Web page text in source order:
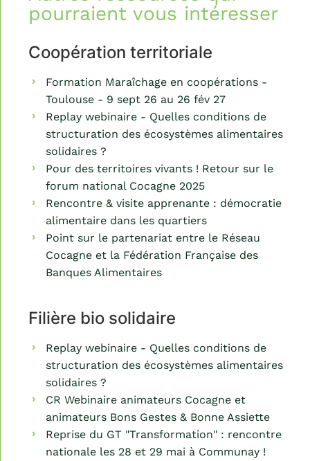
pourraient vous intéresser
Coopération territoriale
Formation Maraîchage en coopérations -
Toulouse - 9 sept 26 au 26 fév 27
Replay webinaire - Quelles conditions de
structuration des écosystèmes alimentaires
solidaires ?
Pour des territoires vivants ! Retour sur le
forum national Cocagne 2025
Rencontre & visite apprenante : démocratie
alimentaire dans les quartiers
Point sur le partenariat entre le Réseau
Cocagne et la Fédération Française des
Banques Alimentaires
Filière bio solidaire
Replay webinaire - Quelles conditions de
structuration des écosystèmes alimentaires
solidaires ?
CR Webinaire animateurs Cocagne et
animateurs Bons Gestes & Bonne Assiette
Reprise du GT "Transformation" : rencontre
nationale les 28 et 29 mai à Communay !